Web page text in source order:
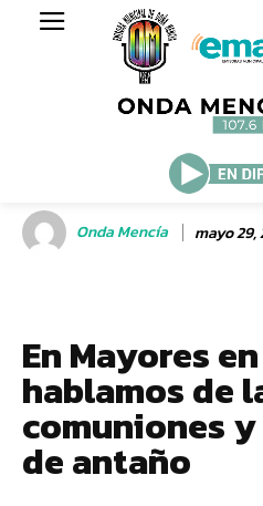
Onda Mencía mayo 29,
En Mayores
hablamos de
comuniones
de antaño